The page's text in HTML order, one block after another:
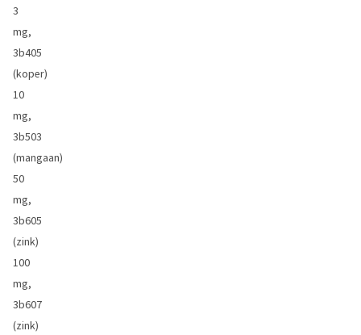
3
mg,
3b405
(koper)
10
mg,
3b503
(mangaan)
50
mg,
3b605
(zink)
100
mg,
3b607
(zink)